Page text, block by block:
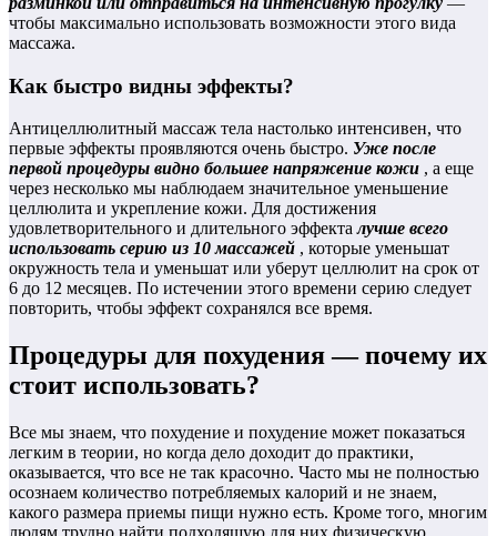
чтобы максимально использовать возможности этого вида
массажа.
Как быстро видны эффекты?
Антицеллюлитный массаж тела настолько интенсивен, что
первые эффекты проявляются очень быстро. Уже после
первой процедуры видно большее напряжение кожи , а еще
через несколько мы наблюдаем значительное уменьшение
целлюлита и укрепление кожи. Для достижения
удовлетворительного и длительного эффекталучше всего
использовать серию из 10 массажей , которые уменьшат
окружность тела и уменьшат или уберут целлюлит на срок от
6 до 12 месяцев. По истечении этого времени серию следует
повторить, чтобы эффект сохранялся все время.
Процедуры для похудения — почему их
стоит использовать?
Все мы знаем, что похудение и похудение может показаться
легким в теории, но когда дело доходит до практики,
оказывается, что все не так красочно. Часто мы не полностью
осознаем количество потребляемых калорий и не знаем,
какого размера приемы пищи нужно есть. Кроме того, многим